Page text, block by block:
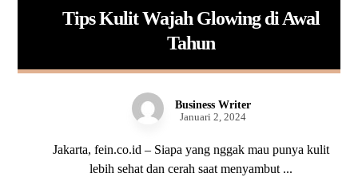
Tips Kulit Wajah Glowing di Awal
Tahun
Business Writer
Januari 2, 2024
Jakarta, fein.co.id – Siapa yang nggak mau punya kulit
lebih sehat dan cerah saat menyambut ...